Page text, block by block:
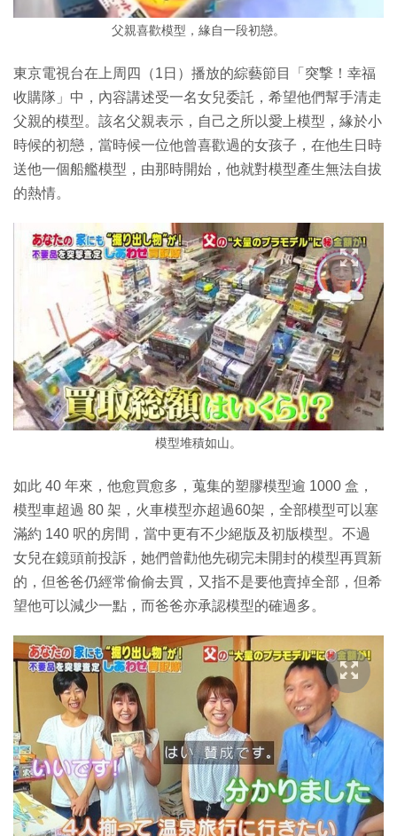
父親喜歡模型，緣自一段初戀。
東京電視台在上周四（1日）播放的綜藝節目「突撃！幸福
收購隊」中，內容講述受一名女兒委託，希望他們幫手清走
父親的模型。該名父親表示，自己之所以愛上模型，緣於小
時候的初戀，當時候一位他曾喜歡過的女孩子，在他生日時
送他一個船艦模型，由那時開始，他就對模型產生無法自拔
的熱情。
模型堆積如山。
如此 40 年來，他愈買愈多，蒐集的塑膠模型逾 1000 盒，
模型車超過 80 架，火車模型亦超過60架，全部模型可以塞
滿約 140 呎的房間，當中更有不少絕版及初版模型。不過
女兒在鏡頭前投訴，她們曾勸他先砌完未開封的模型再買新
的，但爸爸仍經常偷偷去買，又指不是要他賣掉全部，但希
望他可以減少一點，而爸爸亦承認模型的確過多。